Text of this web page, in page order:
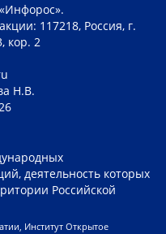
117218, Россия, г.
кор. 2
Н.В.
деятельность которых
Российской
Институт Открытое